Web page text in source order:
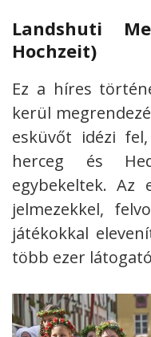
Landshuti
Hochzeit)
Ez a híres
kerül
esküvőt idézi
herceg és
egybekeltek. Az
jelmezekkel,
játékokkal
több ezer